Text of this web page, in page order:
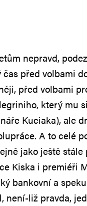
nepravd,
před volbami
před volbami
který mu
Kuciaka), ale
A to celé
jako ještě
Kiska i premiéři
bankovní a
není-liž pravda,